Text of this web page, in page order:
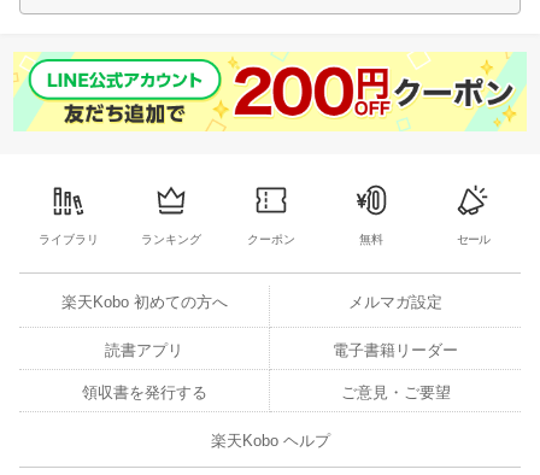
ライブラリ ランキング クーポン 無料 セール
楽天Kobo 初めての方へ メルマガ設定
読書アプリ 電子書籍リーダー
領収書を発行する ご意見・ご要望
楽天Kobo ヘルプ